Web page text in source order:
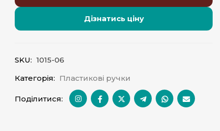
Дізнатись ціну
SKU: 1015-06
Категорія: Пластикові ручки
Поділитися: